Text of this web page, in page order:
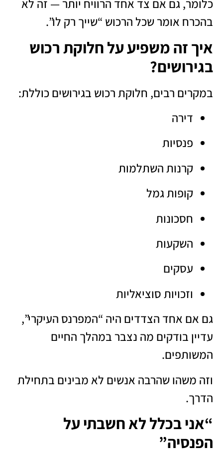
כלומר, גם אם צד אחד הרוויח יותר — זה לא
בהכרח אומר שכל הרכוש “שייך רק לו”.
איך זה משפיע על חלוקת רכוש
בגירושים?
במקרים רבים, חלוקת רכוש בגירושים כוללת:
דירה
פנסיות
קרנות השתלמות
קופות גמל
חסכונות
השקעות
עסקים
וזכויות סוציאליות
גם אם אחד הצדדים היה “המפרנס העיקרי”,
עדיין בודקים מה נצבר במהלך החיים
המשותפים.
וזה משהו שהרבה אנשים לא מבינים בתחילת
הדרך.
“אני בכלל לא חשבתי על
הפנסיה”